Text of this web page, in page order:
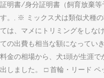
証明書/身分証明書（飼育放棄等
す。, ※ ミックス犬は類似犬種
ては、マメにトリミングをしな
ての出費も相当な額になってい
料金の相場から、犬1頭が生涯
出しました。 □ 首輪・リード